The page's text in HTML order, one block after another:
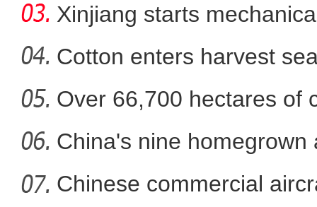
新疆特克斯县：刁羊比赛
in
Xinjiang starts
Cotton enters harvest
Over 66,700 hectares of
mech
China's nine homegrown
in
Chinese commercial